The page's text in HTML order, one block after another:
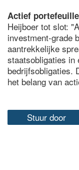
Actief
Heijboer tot slot:
investment-grade
aantrekkelijke
staatsobligaties in
bedrijfsobligaties.
het belang van
Stuur door